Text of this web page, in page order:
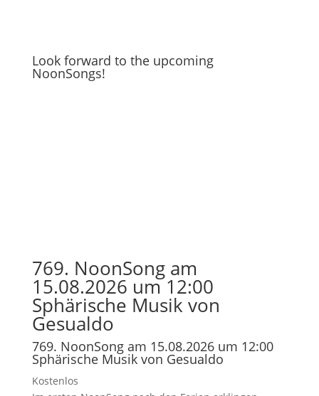
Look forward to the upcoming
NoonSongs!
769. NoonSong am
15.08.2026 um 12:00
Sphärische Musik von
Gesualdo
769. NoonSong am 15.08.2026 um 12:00
Sphärische Musik von Gesualdo
Kostenlos